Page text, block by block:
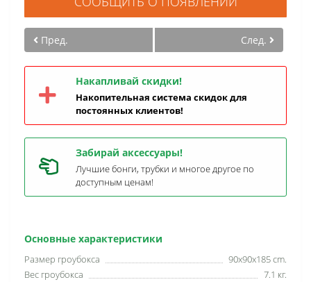
Основные характеристики
Размер гроубокса
90х90х185 сm.
Вес гроубокса
7.1 кг.
Пред. След.
Накапливай скидки!
Накопительная система скидок для
постоянных клиентов!
Забирай аксессуары!
Лучшие бонги, трубки и многое другое по
доступным ценам!